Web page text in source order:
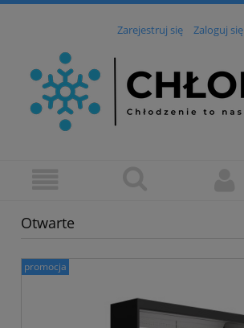
Zarejestruj się Zaloguj się
Otwarte
promocja